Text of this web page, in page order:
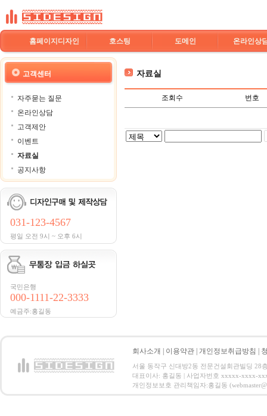
홈페이지디자인 호스팅 도메인 온라인상
고객센터
자주묻는 질문
온라인상담
고객제안
이벤트
자료실
공지사항
031-123-4567
평일 오전 9시 ~ 오후 6시
국민은행
000-1111-22-3333
예금주:홍길동
자료실
조회수 번호
회사소개 이용약관 개인정보취급방침
서울 동작구 신대방2동 전문건설회관빌딩 28
대표이사: 홍길동 | 사업자번호 xxxxx-xxxx-
개인정보보호 관리책임자:홍길동